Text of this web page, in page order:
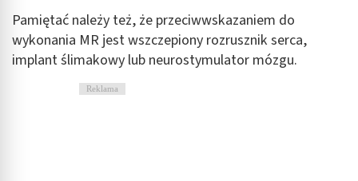
Pamiętać należy też, że przeciwwskazaniem do
wykonania MR jest wszczepiony rozrusznik serca,
implant ślimakowy lub neurostymulator mózgu.
Reklama